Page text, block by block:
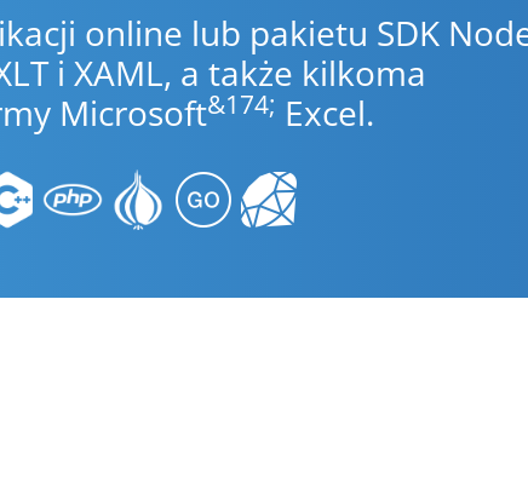
online lub pakietu SDK
i XAML, a także kilkoma
Microsoft&174; Excel.